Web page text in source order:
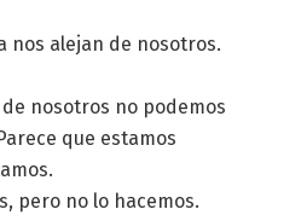
nos alejan de nosotros.
nosotros no podemos
que estamos
pero no lo hacemos.